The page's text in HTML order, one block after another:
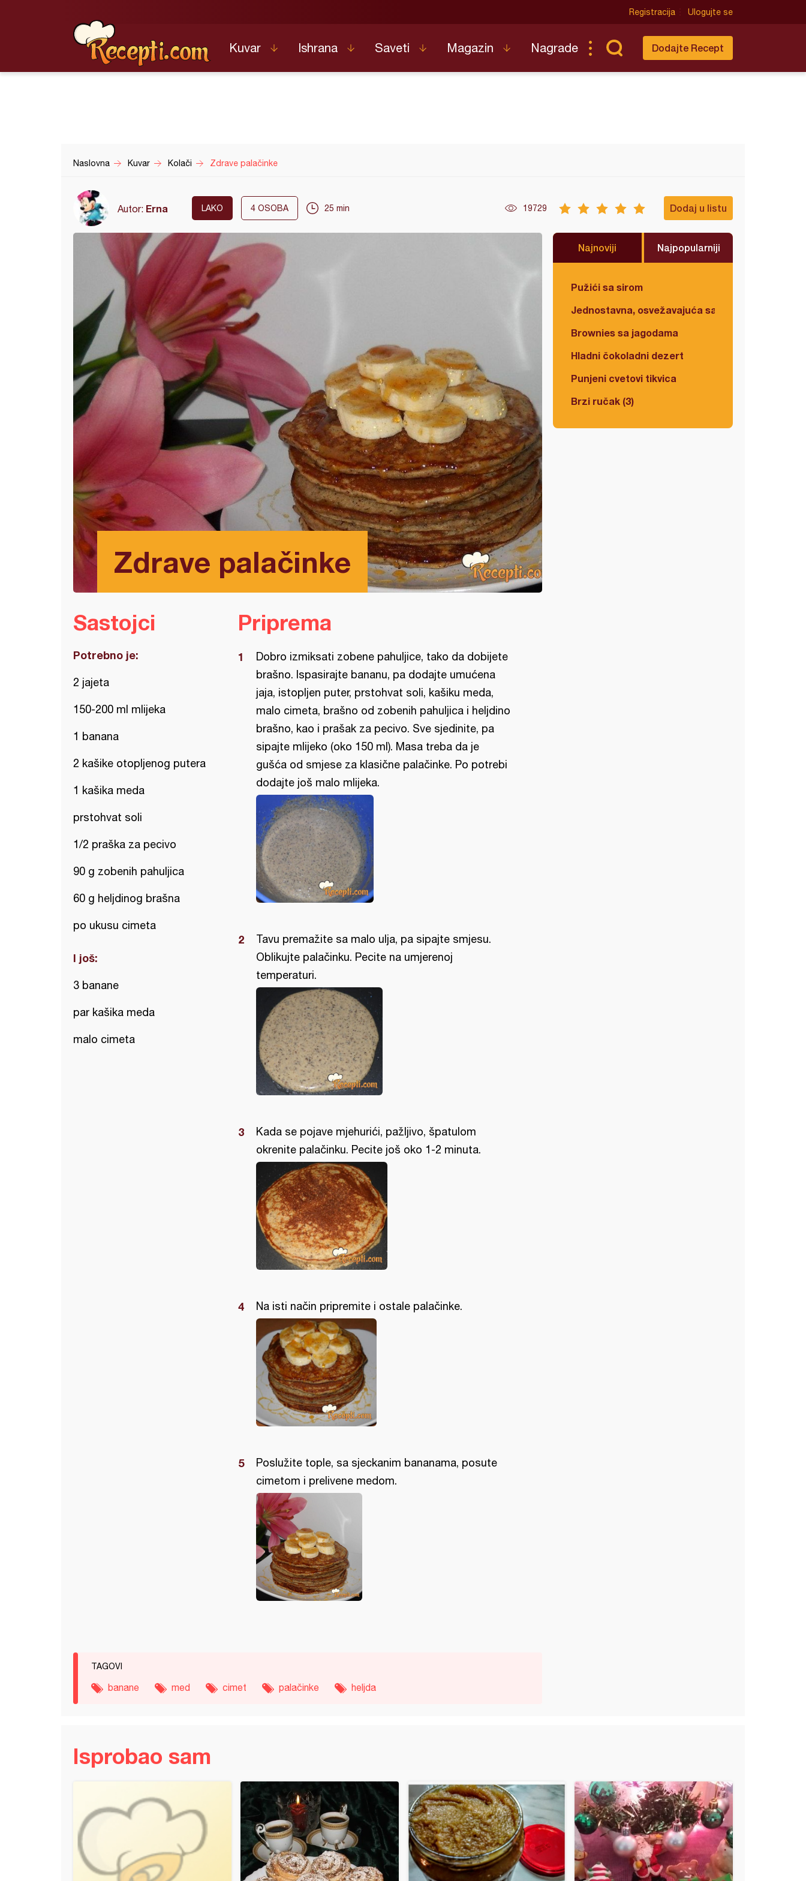
Registracija Ulogujte se
Kuvar Ishrana Saveti Magazin Nagrade Dodajte Recept
Naslovna Kuvar Kolači Zdrave palačinke
Autor: Erna LAKO 4 OSOBA 25 min 19729 Dodaj u listu
Zdrave palačinke
Najnoviji Najpopularniji
Pužići sa sirom
Jednostavna, osvežavajuća salata
Brownies sa jagodama
Hladni čokoladni dezert
Punjeni cvetovi tikvica
Brzi ručak (3)
Sastojci
Potrebno je:
2 jajeta
150-200 ml mlijeka
1 banana
2 kašike otopljenog putera
1 kašika meda
prstohvat soli
1/2 praška za pecivo
90 g zobenih pahuljica
60 g heljdinog brašna
po ukusu cimeta
I još:
3 banane
par kašika meda
malo cimeta
Priprema
Dobro izmiksati zobene pahuljice, tako da dobijete
brašno. Ispasirajte bananu, pa dodajte umućena
jaja, istopljen puter, prstohvat soli, kašiku meda,
malo cimeta, brašno od zobenih pahuljica i heljdino
brašno, kao i prašak za pecivo. Sve sjedinite, pa
sipajte mlijeko (oko 150 ml). Masa treba da je
gušća od smjese za klasične palačinke. Po potrebi
dodajte još malo mlijeka.
Tavu premažite sa malo ulja, pa sipajte smjesu.
Oblikujte palačinku. Pecite na umjerenoj
temperaturi.
Kada se pojave mjehurići, pažljivo, špatulom
okrenite palačinku. Pecite još oko 1-2 minuta.
Na isti način pripremite i ostale palačinke.
Poslužite tople, sa sjeckanim bananama, posute
cimetom i prelivene medom.
TAGOVI
banane med cimet palačinke heljda
Isprobao sam